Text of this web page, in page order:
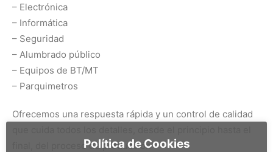
– Electrónica
– Informática
– Seguridad
– Alumbrado público
– Equipos de BT/MT
– Parquimetros
Ofrecemos una respuesta rápida y un control de calidad
final, del proceso de producción
Política de Cookies